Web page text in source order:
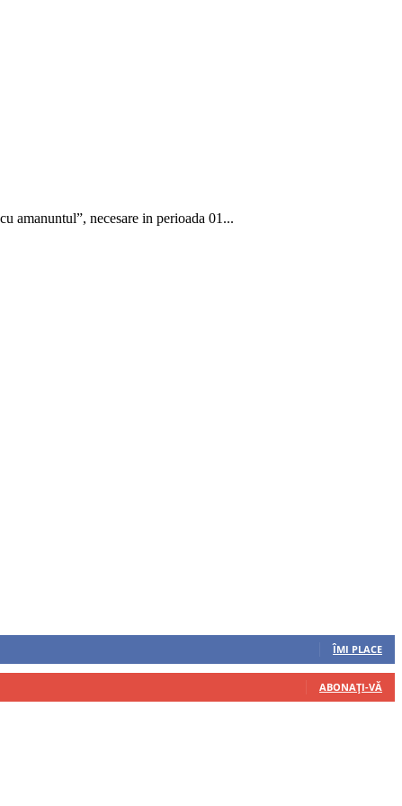
amanuntul”, necesare in perioada 01...
ÎMI PLACE
ABONAȚI-VĂ